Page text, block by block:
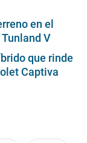
en el
V
que rinde
Captiva